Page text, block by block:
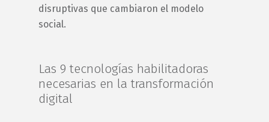
disruptivas que cambiaron el modelo
social.
Las 9 tecnologías habilitadoras
necesarias en la transformación
digital